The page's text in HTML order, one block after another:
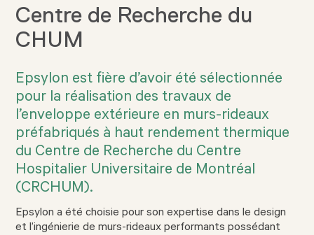
Centre de Recherche du
CHUM
Epsylon est fière d’avoir été sélectionnée
pour la réalisation des travaux de
l’enveloppe extérieure en murs-rideaux
préfabriqués à haut rendement thermique
du Centre de Recherche du Centre
Hospitalier Universitaire de Montréal
(CRCHUM).
Epsylon a été choisie pour son expertise dans le design
et l’ingénierie de murs-rideaux performants possédant